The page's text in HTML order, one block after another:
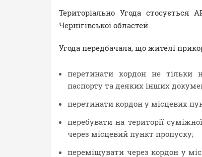
Територіально Угода стосується
Чернігівської областей.
Угода передбачала, що жителі
перетинати кордон не тільки
паспорту та деяких інших
перетинати кордон у місцевих
перебувати на території
через місцевий пункт пропуску;
переміщувати через кордон у